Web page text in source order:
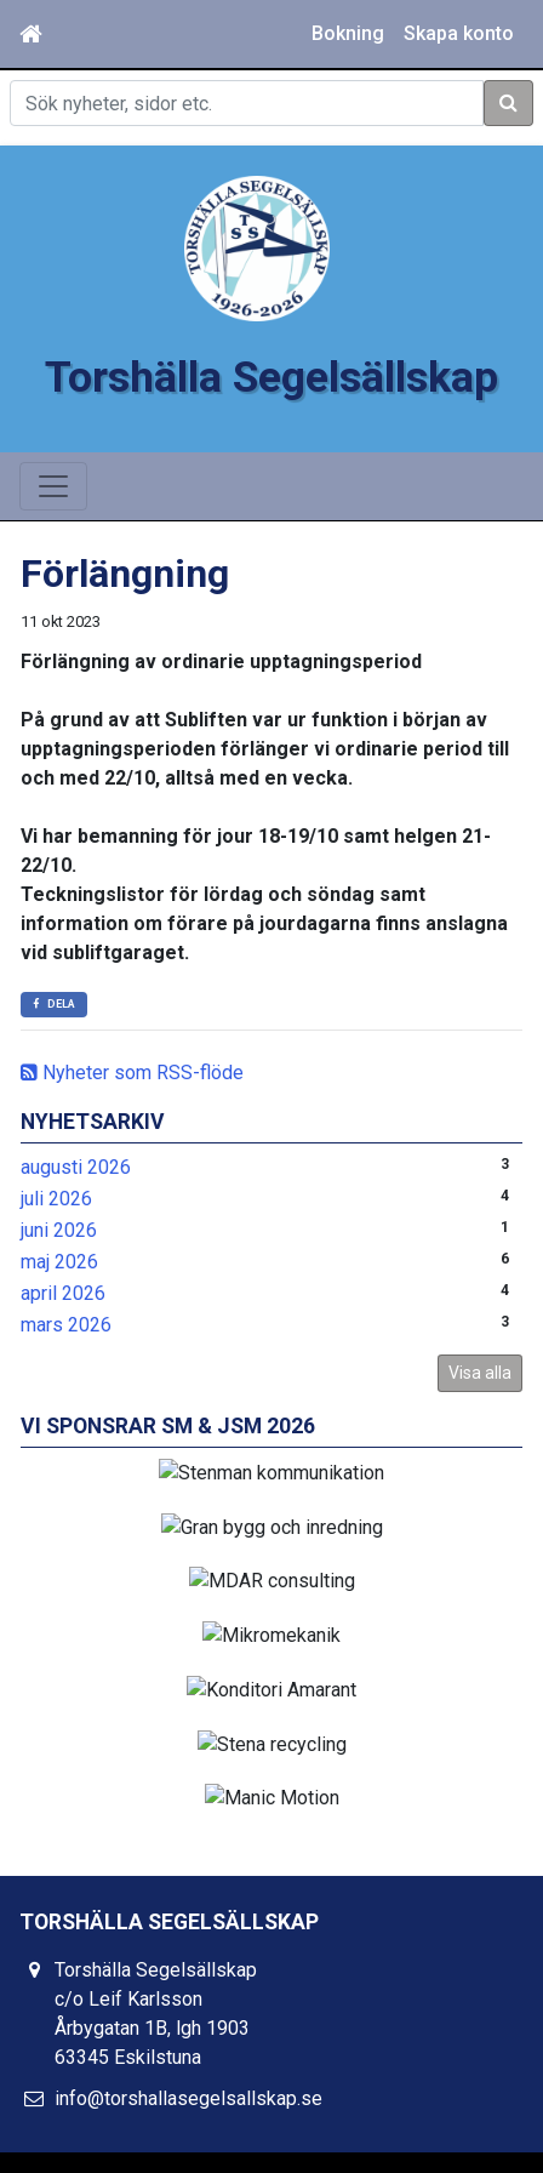
Bokning Skapa konto
Sök
Torshälla Segelsällskap
Nyheter som RSS-flöde
NYHETSARKIV
augusti 2026 3
juli 2026 4
juni 2026 1
maj 2026 6
april 2026 4
mars 2026 3
Visa alla
Förlängning
11 okt 2023
Förlängning av ordinarie upptagningsperiod
På grund av att Subliften var ur funktion i början av
upptagningsperioden förlänger vi ordinarie period till
och med 22/10, alltså med en vecka.
Vi har bemanning för jour 18-19/10 samt helgen 21-
22/10.
Teckningslistor för lördag och söndag samt
information om förare på jourdagarna finns anslagna
vid subliftgaraget.
DELA
VI SPONSRAR SM & JSM 2026
TORSHÄLLA SEGELSÄLLSKAP
Torshälla Segelsällskap
c/o Leif Karlsson
Årbygatan 1B, lgh 1903
63345 Eskilstuna
info@torshallasegelsallskap.se